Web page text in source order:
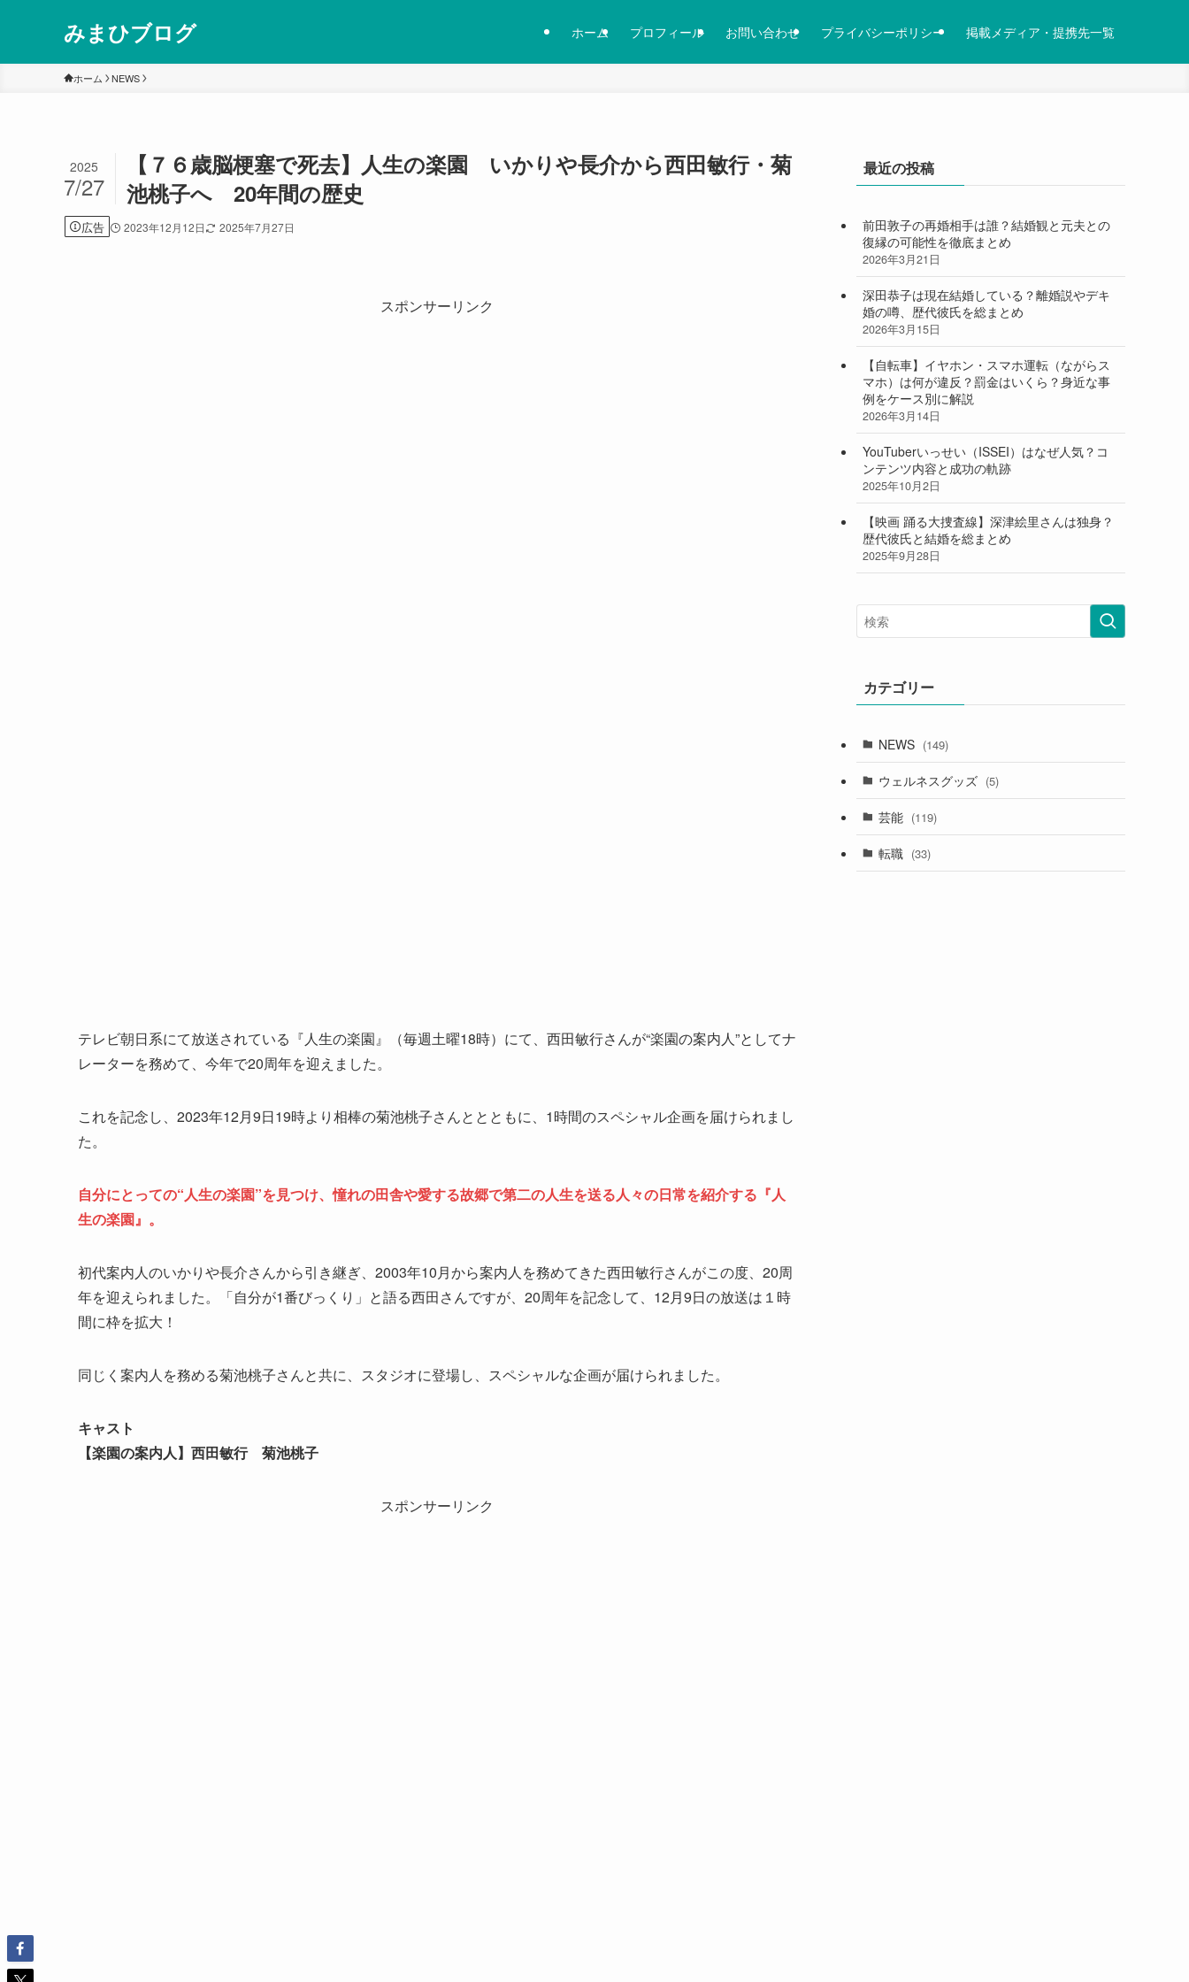
みまひブログ ホーム プロフィール お問い合わせ プライバシーポリシー 掲載メディア・提携先一覧
ホーム NEWS
【７６歳脳梗塞で死去】人生の楽園 いかりや長介から西田敏行・菊
池桃子へ 20年間の歴史
2025
7/27
広告 2023年12月12日 2025年7月27日
スポンサーリンク
テレビ朝日系にて放送されている『人生の楽園』（毎週土曜18時）にて、西田敏行さんが“楽園の案内人”としてナ
レーターを務めて、今年で20周年を迎えました。
これを記念し、2023年12月9日19時より相棒の菊池桃子さんととともに、1時間のスペシャル企画を届けられまし
た。
自分にとっての“人生の楽園”を見つけ、憧れの田舎や愛する故郷で第二の人生を送る人々の日常を紹介する『人
生の楽園』。
初代案内人のいかりや長介さんから引き継ぎ、2003年10月から案内人を務めてきた西田敏行さんがこの度、20周
年を迎えられました。「自分が1番びっくり」と語る西田さんですが、20周年を記念して、12月9日の放送は１時
間に枠を拡大！
同じく案内人を務める菊池桃子さんと共に、スタジオに登場し、スペシャルな企画が届けられました。
キャスト
【楽園の案内人】西田敏行 菊池桃子
スポンサーリンク
最近の投稿
前田敦子の再婚相手は誰？結婚観と元夫との
復縁の可能性を徹底まとめ
2026年3月21日
深田恭子は現在結婚している？離婚説やデキ
婚の噂、歴代彼氏を総まとめ
2026年3月15日
【自転車】イヤホン・スマホ運転（ながらス
マホ）は何が違反？罰金はいくら？身近な事
例をケース別に解説
2026年3月14日
YouTuberいっせい（ISSEI）はなぜ人気？コ
ンテンツ内容と成功の軌跡
2025年10月2日
【映画 踊る大捜査線】深津絵里さんは独身？
歴代彼氏と結婚を総まとめ
2025年9月28日
カテゴリー
NEWS (149)
ウェルネスグッズ (5)
芸能 (119)
転職 (33)